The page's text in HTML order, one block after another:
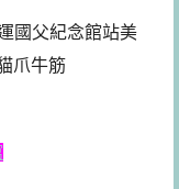
國父紀念館站美
爪牛筋